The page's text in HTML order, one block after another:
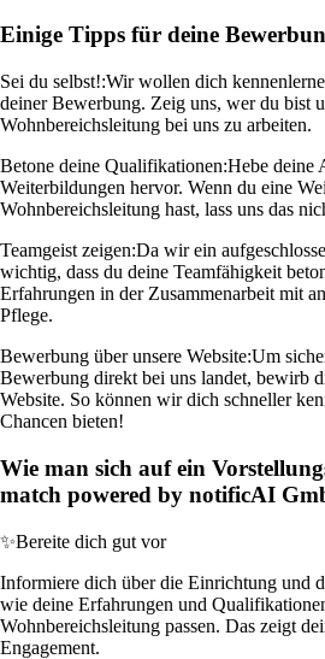
Einige Tipps für deine
Sei du selbst!:Wir wollen dich
deiner Bewerbung. Zeig uns, wer du bist
Wohnbereichsleitung bei uns zu arbeiten.
Betone deine Qualifikationen:Hebe deine
Weiterbildungen hervor. Wenn du eine
Wohnbereichsleitung hast, lass uns das
Teamgeist zeigen:Da wir ein
wichtig, dass du deine Teamfähigkeit
Erfahrungen in der Zusammenarbeit mit
Pflege.
Bewerbung über unsere Website:Um
Bewerbung direkt bei uns landet, bewirb
Website. So können wir dich schneller
Chancen bieten!
Wie man sich auf ein
match powered by notificAI
✨Bereite dich gut vor
Informiere dich über die Einrichtung und
wie deine Erfahrungen und
Wohnbereichsleitung passen. Das zeigt
Engagement.